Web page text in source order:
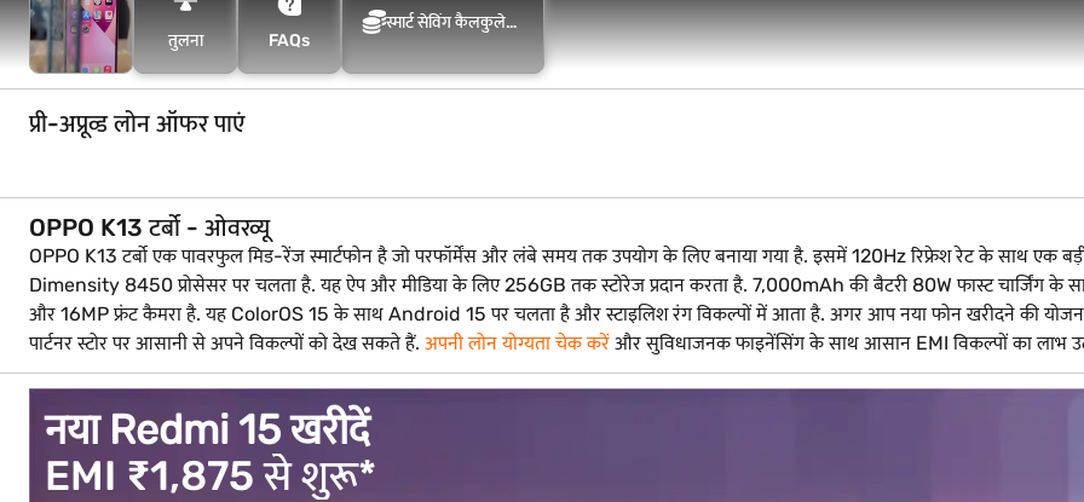
तुलना FAQs
स्मार्ट सेविंग कैलकुलेटर
करें
प्री-अप्रूव्ड लोन ऑफर पाएं
OPPO K13 टर्बो - ओवरव्यू
OPPO K13 टर्बो एक पावरफुल मिड-रेंज स्मार्टफोन है जो परफॉर्मेंस और लंबे समय तक उपयोग के लिए बनाया गया है. इसमें 120Hz रिफ्रेश रेट के साथ
Dimensity 8450 प्रोसेसर पर चलता है. यह ऐप और मीडिया के लिए 256GB तक स्टोरेज प्रदान करता है. 7,000mAh की बैटरी 80W फास्ट चार्जिंग के
और 16MP फ्रंट कैमरा है. यह ColorOS 15 के साथ Android 15 पर चलता है और स्टाइलिश रंग विकल्पों में आता है. अगर आप नया फोन खरीदने की
पार्टनर स्टोर पर आसानी से अपने विकल्पों को देख सकते हैं. अपनी लोन योग्यता चेक करें और सुविधाजनक फाइनेंसिंग के साथ आसान EMI विकल्पों का लाभ
नया Redmi 15 खरीदें
EMI ₹1,875 से शुरू*